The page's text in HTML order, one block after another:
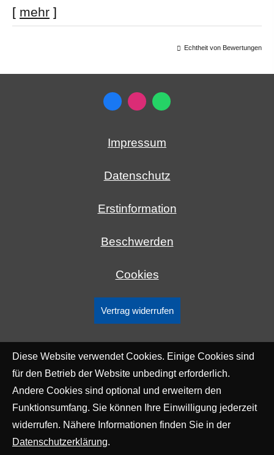
[ mehr ]
Echtheit von Bewertungen
Impressum
Datenschutz
Erstinformation
Beschwerden
Cookies
Vertrag widerrufen
Diese Website verwendet Cookies. Einige Cookies sind
für den Betrieb der Website unbedingt erforderlich.
Andere Cookies sind optional und erweitern den
Funktionsumfang. Sie können Ihre Einwilligung jederzeit
widerrufen. Nähere Informationen finden Sie in der
Datenschutzerklärung.